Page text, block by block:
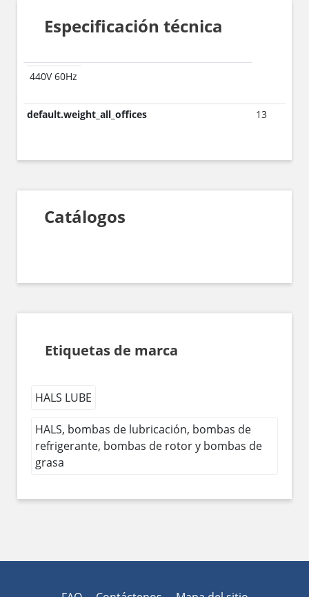
Especificación técnica
440V 60Hz
default.weight_all_offices 13
Catálogos
Etiquetas de marca
HALS LUBE
HALS, bombas de lubricación, bombas de
refrigerante, bombas de rotor y bombas de
grasa